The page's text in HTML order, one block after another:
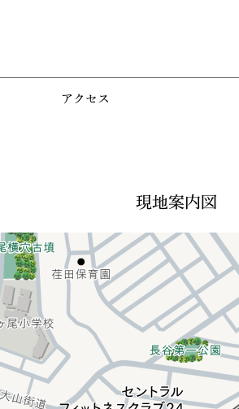
アクセス
現地案内図